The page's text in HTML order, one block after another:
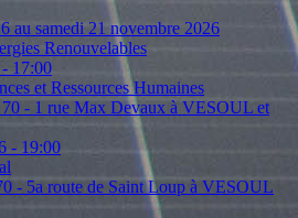
au samedi 21 novembre 2026
Renouvelables
17:00
et Ressources Humaines
- 1 rue Max Devaux à VESOUL et
- 19:00
- 5a route de Saint Loup à VESOUL